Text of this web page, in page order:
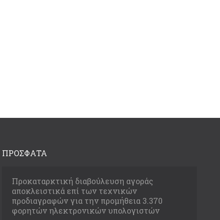
ΠΡΟΣΦΑΤΑ
Προκαταρκτική διαβούλευση αγοράς
αποκλειστικά επί των τεχνικών
προδιαγραφών για την προμήθεια 3.370
φορητών ηλεκτρονικών υπολογιστών